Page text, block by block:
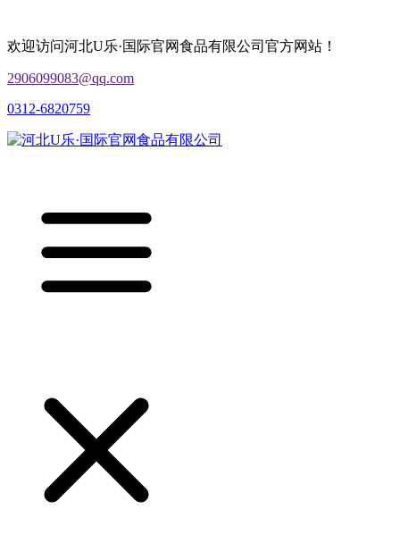
欢迎访问河北U乐·国际官网食品有限公司官方网站！
2906099083@qq.com
0312-6820759